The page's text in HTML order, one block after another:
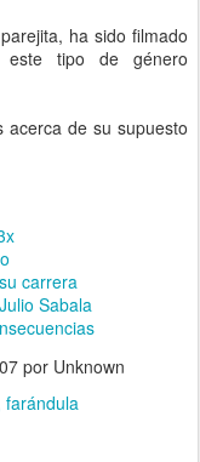
ha sido filmado
tipo de género
acerca de su supuesto
carrera
Sabala
por Unknown
farándula